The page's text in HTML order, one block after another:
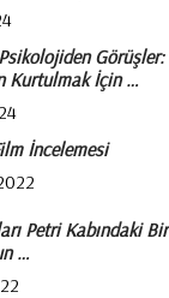
Görüşler:
Kurtulmak İçin …
İncelemesi
Petri Kabındaki Bir
…